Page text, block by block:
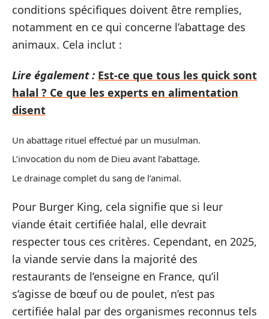
conditions spécifiques doivent être remplies,
notamment en ce qui concerne l’abattage des
animaux. Cela inclut :
Lire également : Est-ce que tous les quick sont
halal ? Ce que les experts en alimentation
disent
Un abattage rituel effectué par un musulman.
L’invocation du nom de Dieu avant l’abattage.
Le drainage complet du sang de l’animal.
Pour Burger King, cela signifie que si leur
viande était certifiée halal, elle devrait
respecter tous ces critères. Cependant, en 2025,
la viande servie dans la majorité des
restaurants de l’enseigne en France, qu’il
s’agisse de bœuf ou de poulet, n’est pas
certifiée halal par des organismes reconnus tels